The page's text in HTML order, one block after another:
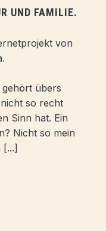
UND FAMILIE.
von
gehört übers
so recht
Sinn hat. Ein
Nicht so mein
[...]